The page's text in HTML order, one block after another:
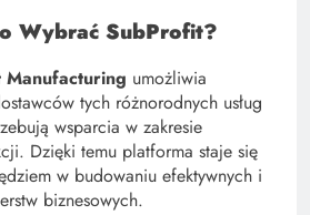
Wybrać SubProfit?
umożliwia
tych różnorodnych usług
wsparcia w zakresie
Dzięki temu platforma staje się
w budowaniu efektywnych i
biznesowych.